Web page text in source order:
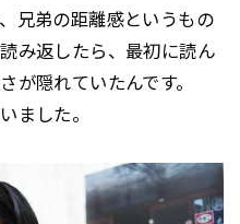
兄弟の距離感というもの
み返したら、最初に読ん
が隠れていたんです。
ました。